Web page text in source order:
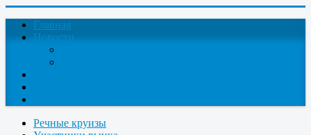
Главная
Новости
Речные круизы